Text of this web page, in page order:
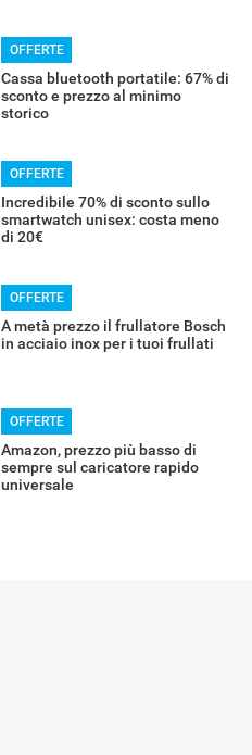
OFFERTE
Cassa bluetooth portatile: 67% di
sconto e prezzo al minimo
storico
OFFERTE
Incredibile 70% di sconto sullo
smartwatch unisex: costa meno
di 20€
OFFERTE
A metà prezzo il frullatore Bosch
in acciaio inox per i tuoi frullati
OFFERTE
Amazon, prezzo più basso di
sempre sul caricatore rapido
universale